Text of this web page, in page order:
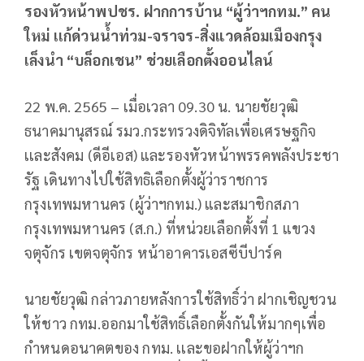
รองหัวหน้าพปชร. ฝากการบ้าน “ผู้ว่าฯกทม.” คน
ใหม่ เเก้ด่วนน้ำท่วม-จราจร-สิ่งแวดล้อมเมืองกรุง
เล็งนำ “บล็อกเชน” ช่วยเลือกตั้งออนไลน์
22 พ.ค. 2565 – เมื่อเวลา 09.30 น. นายชัยวุฒิ
ธนาคมานุสรณ์ รมว.กระทรวงดิจิทัลเพื่อเศรษฐกิจ
เเละสังคม (ดีอีเอส) และรองหัวหน้าพรรคพลังประชา
รัฐ เดินทางไปใช้สิทธิเลือกตั้งผู้ว่าราชการ
กรุงเทพมหานคร (ผู้ว่าฯกทม.) และสมาชิกสภา
กรุงเทพมหานคร (ส.ก.) ที่หน่วยเลือกตั้งที่ 1 แขวง
จตุจักร เขตจตุจักร หน้าอาคารเอสซีบีปาร์ค
นายชัยวุฒิ กล่าวภายหลังการใช้สิทธิ์ว่า​ ฝากเชิญชวน
ให้ชาว กทม.ออกมาใช้สิทธิ์เลือกตั้งกันให้มากๆเพื่อ
กำหนดอนาคตของ กทม. เเละขอฝากให้ผู้ว่าฯก